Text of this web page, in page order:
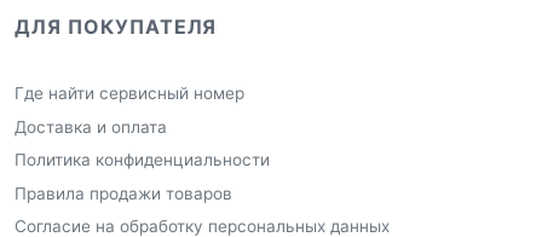
ДЛЯ ПОКУПАТЕЛЯ
Где найти сервисный номер
Доставка и оплата
Политика конфиденциальности
Правила продажи товаров
Согласие на обработку персональных данных